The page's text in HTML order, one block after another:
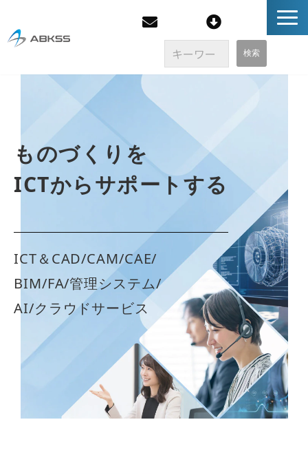
ブログ
採用情報
ものづくりを
ICTからサポートする
ICT＆CAD/CAM/CAE/
BIM/FA/管理システム/
AI/クラウドサービス